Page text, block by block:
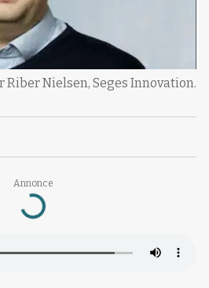
Annonce
Loading...
Riber Nielsen, Seges Innovation.